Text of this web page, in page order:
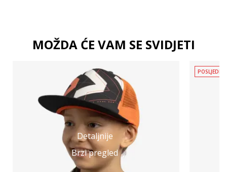
MOŽDA ĆE VAM SE SVIDJETI
Detaljnije
Brzi pregled